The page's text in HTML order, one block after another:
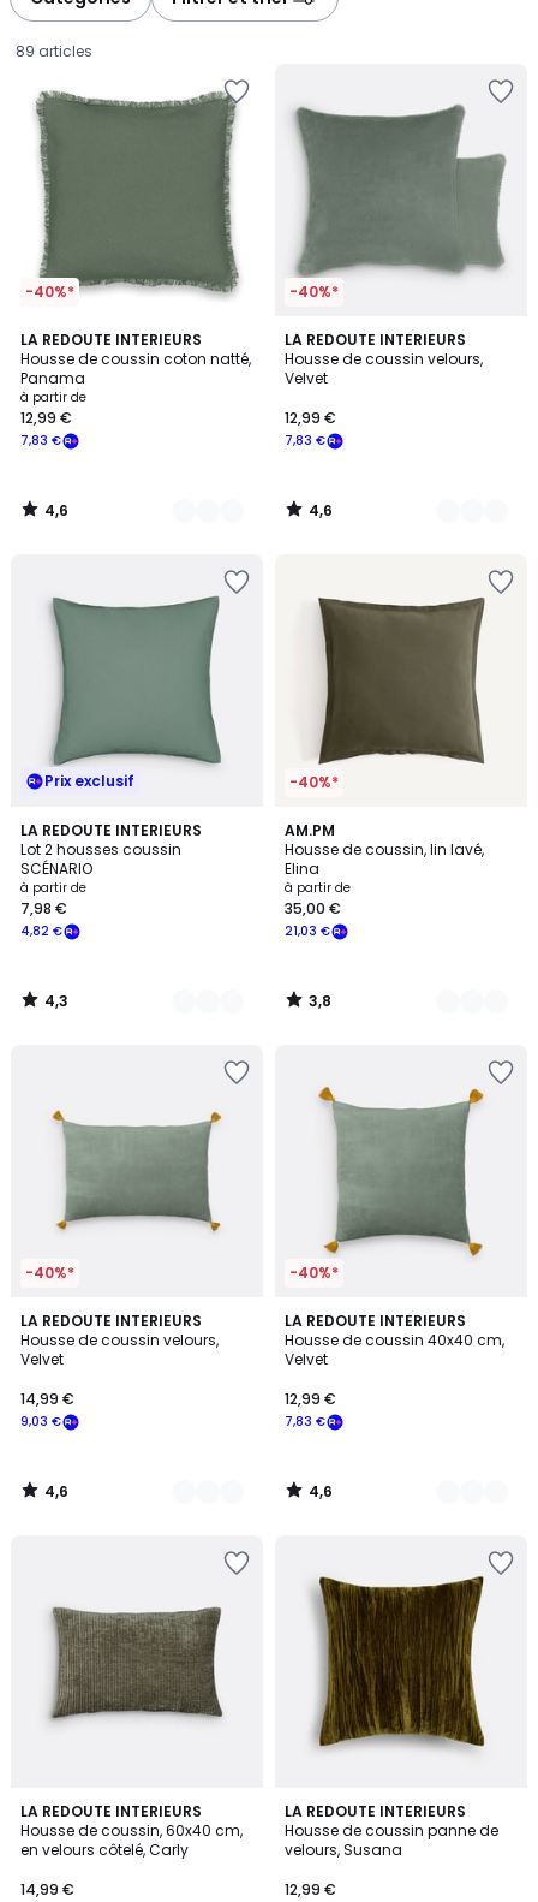
89 articles
-40%*
LA REDOUTE INTERIEURS
Housse de coussin coton natté,
Panama
Prix
à
partir
12,99
€
notre
programme
pour
payer
place
7,83
€.
à partir de
7,83 €
12,99 €
4,6
/ 5
8
Couleurs
4,6
/
-40%*
LA REDOUTE INTERIEURS
Housse de coussin velours,
Velvet
7,83 €
12,99 €
4,6
/ 5
10
Couleurs
4,6
/
Prix exclusif
LA REDOUTE INTERIEURS
Lot 2 housses coussin
SCÉNARIO
à partir de
4,82 €
7,98 €
4,3
/ 5
10
Couleurs
4,3
/
-40%*
AM.PM
Housse de coussin, lin lavé,
Elina
à partir de
21,03 €
35,00 €
3,8
/ 5
12
Couleurs
3,8
/
-40%*
LA REDOUTE INTERIEURS
Housse de coussin velours,
Velvet
9,03 €
14,99 €
4,6
/ 5
10
Couleurs
4,6
/
-40%*
LA REDOUTE INTERIEURS
Housse de coussin 40x40 cm,
Velvet
7,83 €
12,99 €
4,6
/ 5
10
Couleurs
4,6
/
LA REDOUTE INTERIEURS
Housse de coussin, 60x40 cm,
en velours côtelé, Carly
14,99 €
5
/
5
3
Couleurs
LA REDOUTE INTERIEURS
Housse de coussin panne de
velours, Susana
12,99 €
4,4
/ 5
2
Couleurs